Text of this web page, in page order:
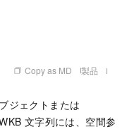
Copy as MD 製品
ジェクトまたは
文字列には、空間参